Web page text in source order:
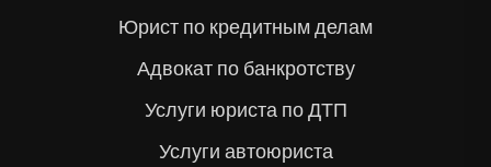
Юрист по кредитным делам
Адвокат по банкротству
Услуги юриста по ДТП
Услуги автоюриста